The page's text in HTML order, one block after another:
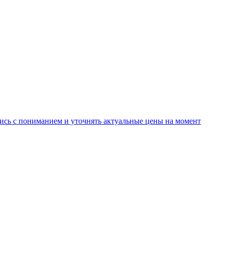
с пониманием и уточнять актуальные цены на момент